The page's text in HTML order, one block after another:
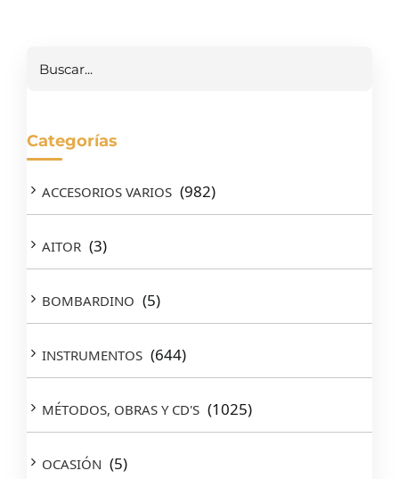
Categorías
ACCESORIOS VARIOS (982)
AITOR (3)
BOMBARDINO (5)
INSTRUMENTOS (644)
MÉTODOS, OBRAS Y CD'S (1025)
OCASIÓN (5)